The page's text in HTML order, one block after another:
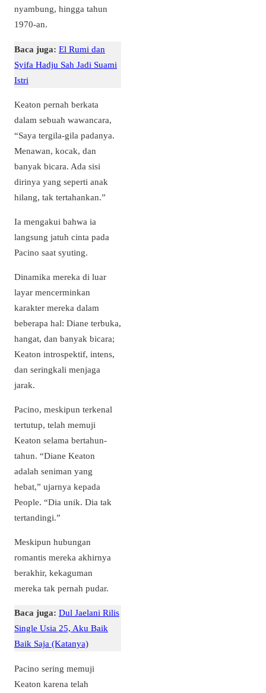
nyambung, hingga tahun
1970-an.
Baca juga: El Rumi dan
Syifa Hadju Sah Jadi Suami
Istri
Keaton pernah berkata
dalam sebuah wawancara,
“Saya tergila-gila padanya.
Menawan, kocak, dan
banyak bicara. Ada sisi
dirinya yang seperti anak
hilang, tak tertahankan.”
Ia mengakui bahwa ia
langsung jatuh cinta pada
Pacino saat syuting.
Dinamika mereka di luar
layar mencerminkan
karakter mereka dalam
beberapa hal: Diane terbuka,
hangat, dan banyak bicara;
Keaton introspektif, intens,
dan seringkali menjaga
jarak.
Pacino, meskipun terkenal
tertutup, telah memuji
Keaton selama bertahun-
tahun. “Diane Keaton
adalah seniman yang
hebat,” ujarnya kepada
People. “Dia unik. Dia tak
tertandingi.”
Meskipun hubungan
romantis mereka akhirnya
berakhir, kekaguman
mereka tak pernah pudar.
Baca juga: Dul Jaelani Rilis
Single Usia 25, Aku Baik
Baik Saja (Katanya)
Pacino sering memuji
Keaton karena telah